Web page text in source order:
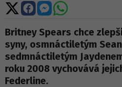
Sdílet
na
X
Sdílet
na
Facebooku
Sdílet
na
Messengeru
Sdílet
WhatsApp
Britney Spears chce
syny, osmnáctiletým
sedmnáctiletým
roku 2008 vychovává
Federline.